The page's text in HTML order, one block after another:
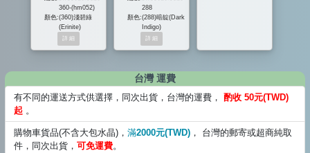
360-(hm052)
顏色:(360)淺碧綠
(Erinite)
288
顏色:(288)暗靛(Dark
Indigo)
台灣 運費
有不同的運送方式供選擇，同次出貨，台灣的運費， 酌收 50元(TWD)
起 。
購物車貨品(不含大包水晶)， 滿2000元(TWD)， 台灣的郵寄或超商純取
件，同次出貨， 可免運費。